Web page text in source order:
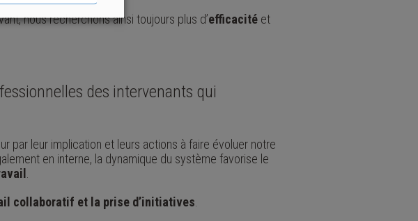
nous recherchons ainsi toujours plus d’efficacité et
des intervenants qui
par leur implication et leurs actions à faire évoluer notre
en interne, la dynamique du système favorise le
collaboratif et la prise d’initiatives